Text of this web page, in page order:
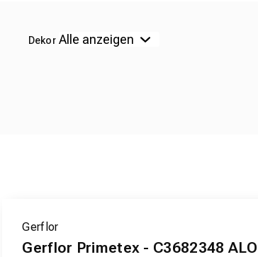
Dekor
Gerflor
Gerflor Primetex - C3682348